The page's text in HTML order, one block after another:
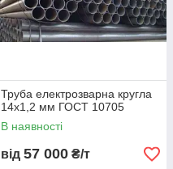
Труба електрозварна кругла
14х1,2 мм ГОСТ 10705
В наявності
від 57 000 ₴/т